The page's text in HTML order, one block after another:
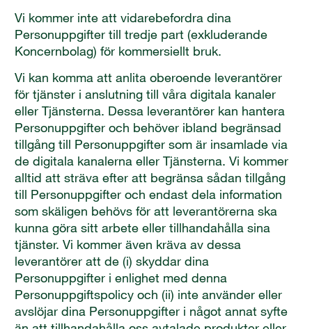
Vi kommer inte att vidarebefordra dina
Personuppgifter till tredje part (exkluderande
Koncernbolag) för kommersiellt bruk.
Vi kan komma att anlita oberoende leverantörer
för tjänster i anslutning till våra digitala kanaler
eller Tjänsterna. Dessa leverantörer kan hantera
Personuppgifter och behöver ibland begränsad
tillgång till Personuppgifter som är insamlade via
de digitala kanalerna eller Tjänsterna. Vi kommer
alltid att sträva efter att begränsa sådan tillgång
till Personuppgifter och endast dela information
som skäligen behövs för att leverantörerna ska
kunna göra sitt arbete eller tillhandahålla sina
tjänster. Vi kommer även kräva av dessa
leverantörer att de (i) skyddar dina
Personuppgifter i enlighet med denna
Personuppgiftspolicy och (ii) inte använder eller
avslöjar dina Personuppgifter i något annat syfte